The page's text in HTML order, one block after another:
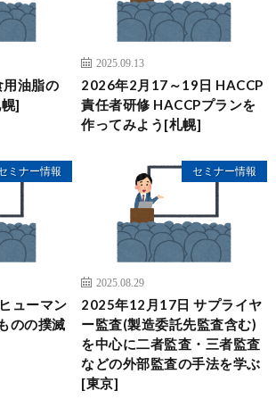
油脂の
]
2025.09.13
2026年2月17～19日 HACCP
責任者研修 HACCPプランを
作ってみよう[札幌]
ミナー情報
ューマン
のの撲滅
セミナー情報
2025.08.29
2025年12月17日 サプライヤ
ー監査(製造委託先監査含む)
を中心に二者監査・三者監査
などの外部監査の手法を学ぶ
[東京]